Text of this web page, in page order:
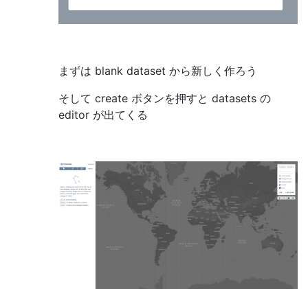
まずは blank dataset から新しく作ろう
そして create ボタンを押すと datasets の
editor が出てくる